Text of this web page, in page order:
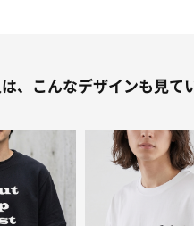
、こんなデザインも見て